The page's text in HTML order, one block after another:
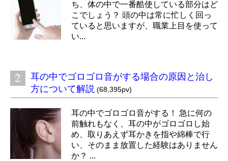
ち、体の中で一番酷使している部分はど
こでしょう？ 頭の中は常に忙しく回っ
ていると思いますが、職業上目を使って
い...
耳の中でゴロゴロ音がする場合の原因と治し
方について解説 (68,395pv)
耳の中でゴロゴロ音がする！ 急に何の
前触れもなく、耳の中がゴロゴロし始
め、取りあえず耳かきを指や綿棒で行
い、そのまま放置した経験はありません
か？ ...